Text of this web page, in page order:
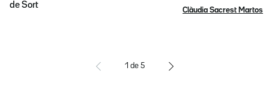
de Sort
Clàudia Sacrest Martos
1 de 5